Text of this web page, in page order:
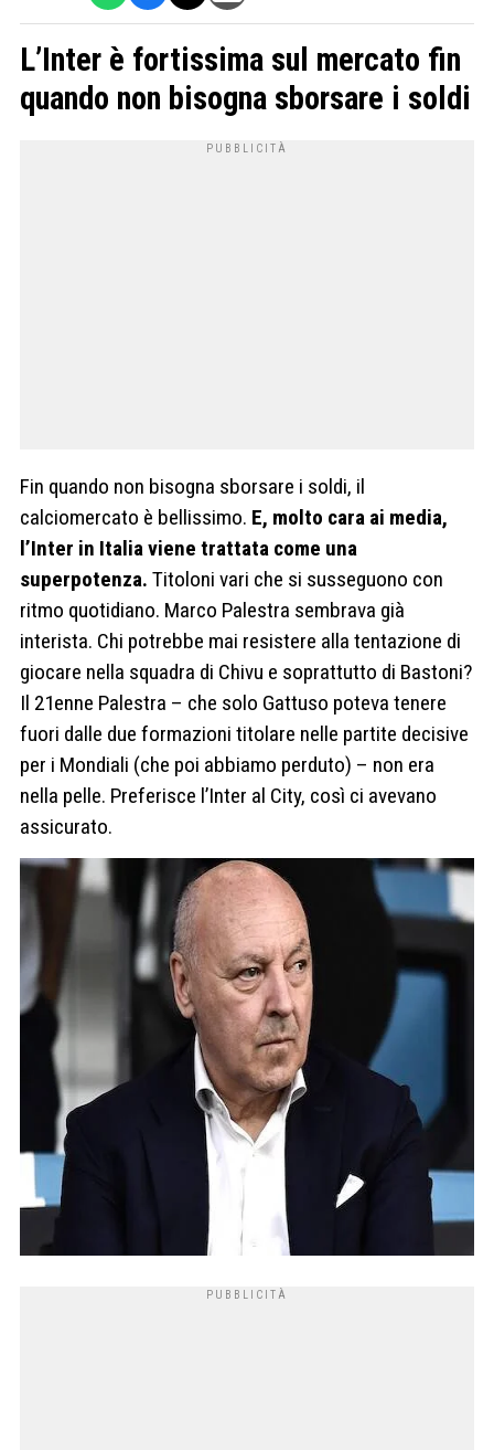
L’Inter è fortissima sul mercato fin
quando non bisogna sborsare i soldi
Fin quando non bisogna sborsare i soldi, il
calciomercato è bellissimo. E, molto cara ai media,
l’Inter in Italia viene trattata come una
superpotenza. Titoloni vari che si susseguono con
ritmo quotidiano. Marco Palestra sembrava già
interista. Chi potrebbe mai resistere alla tentazione di
giocare nella squadra di Chivu e soprattutto di Bastoni?
Il 21enne Palestra – che solo Gattuso poteva tenere
fuori dalle due formazioni titolare nelle partite decisive
per i Mondiali (che poi abbiamo perduto) – non era
nella pelle. Preferisce l’Inter al City, così ci avevano
assicurato.